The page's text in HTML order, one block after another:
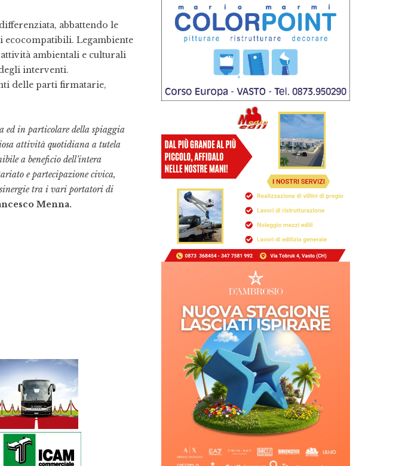
abbattendo le
Legambiente
ambientali e culturali
interventi.
delle parti firmatarie,
ed in particolare della spiaggia
attività quotidiana a tutela
a beneficio dell’intera
e partecipazione civica,
sinergie tra i vari portatori di
Menna.